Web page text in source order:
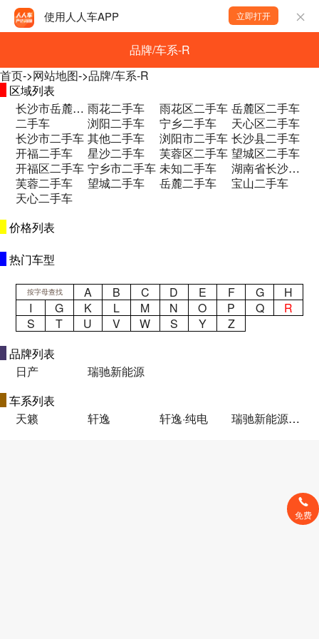
使用人人车APP 立即打开
品牌/车系-R
首页->网站地图->品牌/车系-R
区域列表
长沙市岳麓区和馨园二期B区二手车 雨花二手车 雨花区二手车 岳麓区二手车
二手车
浏阳二手车 宁乡二手车
天心区二手车
长沙市二手车 其他二手车 浏阳市二手车 长沙县二手车
开福二手车
星沙二手车 芙蓉区二手车 望城区二手车
开福区二手车 宁乡市二手车 未知二手车
湖南省长沙市望城区永通大道永通集团一楼 二手车
芙蓉二手车
望城二手车 岳麓二手车
宝山二手车
天心二手车
价格列表
热门车型
按字母查找 A B C D E F G
H
I
G K L M N O P Q
R
S
T U V W S Y
Z
品牌列表
日产
瑞驰新能源
车系列表
天籁
轩逸 轩逸·纯电 瑞驰新能源EC31
免费